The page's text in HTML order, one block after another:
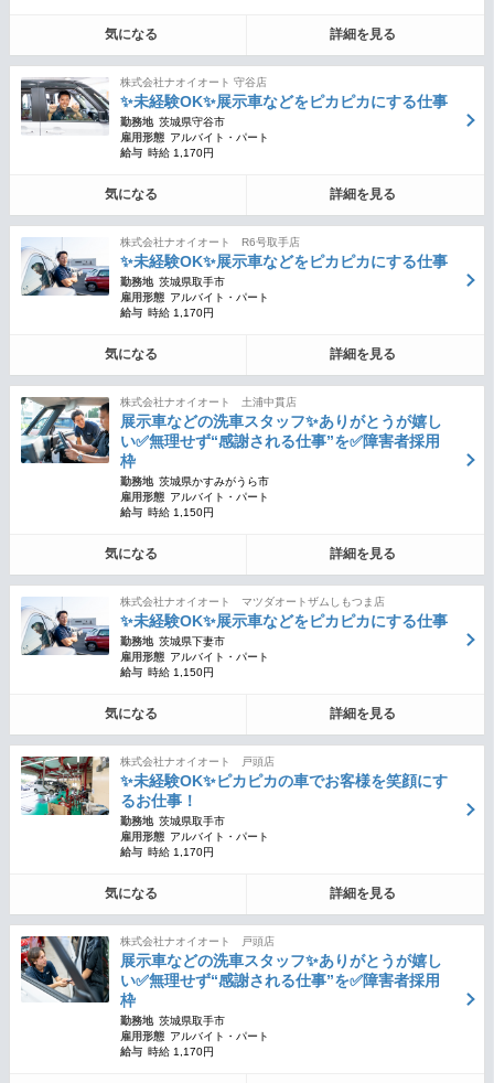
気になる 詳細を見る
株式会社ナオイオート 守谷店
✨未経験OK✨展示車などをピカピカにする仕事
勤務地 茨城県守谷市
雇用形態 アルバイト・パート
給与 時給 1,170円
気になる 詳細を見る
株式会社ナオイオート R6号取手店
✨未経験OK✨展示車などをピカピカにする仕事
勤務地 茨城県取手市
雇用形態 アルバイト・パート
給与 時給 1,170円
気になる 詳細を見る
株式会社ナオイオート 土浦中貫店
展示車などの洗車スタッフ✨ありがとうが嬉し
い✅無理せず“感謝される仕事”を✅障害者採用
枠
勤務地 茨城県かすみがうら市
雇用形態 アルバイト・パート
給与 時給 1,150円
気になる 詳細を見る
株式会社ナオイオート マツダオートザムしもつま店
✨未経験OK✨展示車などをピカピカにする仕事
勤務地 茨城県下妻市
雇用形態 アルバイト・パート
給与 時給 1,150円
気になる 詳細を見る
株式会社ナオイオート 戸頭店
✨未経験OK✨ピカピカの車でお客様を笑顔にす
るお仕事！
勤務地 茨城県取手市
雇用形態 アルバイト・パート
給与 時給 1,170円
気になる 詳細を見る
株式会社ナオイオート 戸頭店
展示車などの洗車スタッフ✨ありがとうが嬉し
い✅無理せず“感謝される仕事”を✅障害者採用
枠
勤務地 茨城県取手市
雇用形態 アルバイト・パート
給与 時給 1,170円